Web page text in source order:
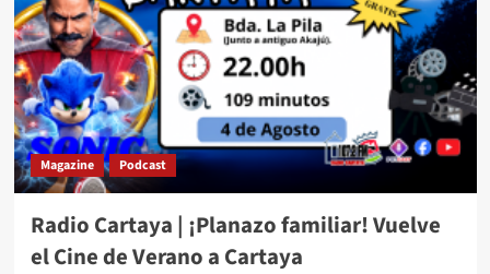
Magazine Podcast
Radio Cartaya | ¡Planazo familiar! Vuelve
el Cine de Verano a Cartaya